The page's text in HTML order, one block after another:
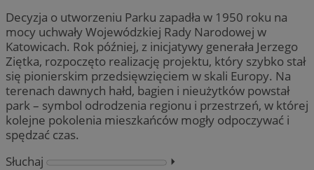
Decyzja o utworzeniu Parku zapadła w 1950 roku na
mocy uchwały Wojewódzkiej Rady Narodowej w
Katowicach. Rok później, z inicjatywy generała Jerzego
Ziętka, rozpoczęto realizację projektu, który szybko stał
się pionierskim przedsięwzięciem w skali Europy. Na
terenach dawnych hałd, bagien i nieużytków powstał
park – symbol odrodzenia regionu i przestrzeń, w której
kolejne pokolenia mieszkańców mogły odpoczywać i
spędzać czas.
Słuchaj
⏵︎